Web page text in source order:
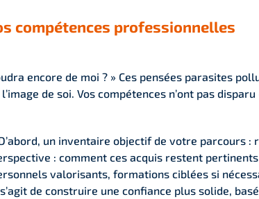
compétences professionnelles
encore de moi ? » Ces pensées parasites
de soi. Vos compétences n’ont pas
un inventaire objectif de votre parcours
: comment ces acquis restent
valorisants, formations ciblées si
de construire une confiance plus solide,